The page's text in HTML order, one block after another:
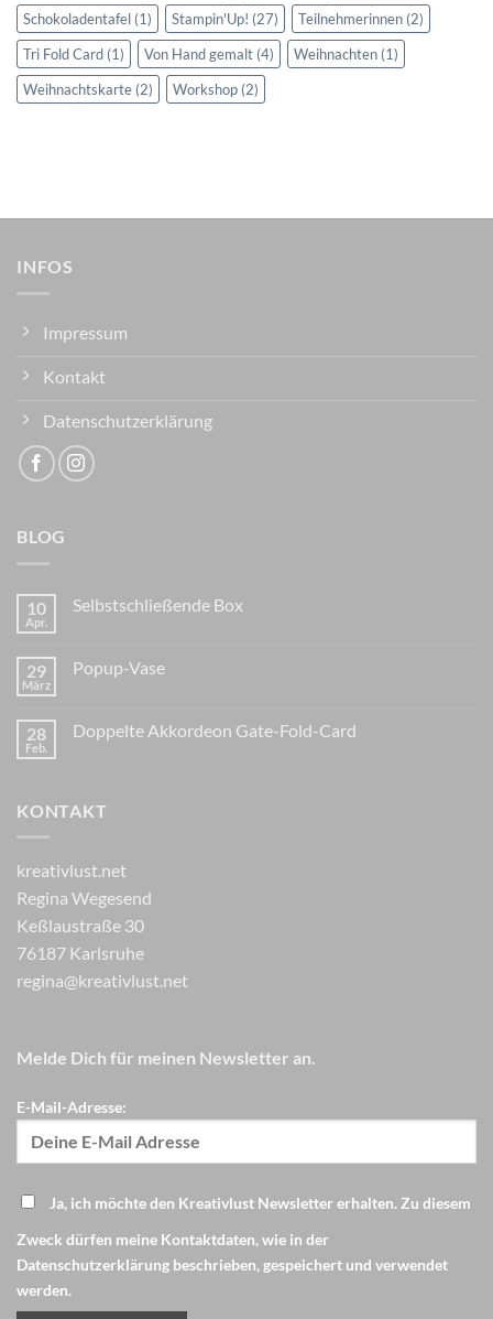
Schokoladentafel (1) Stampin'Up! (27) Teilnehmerinnen (2)
Tri Fold Card (1) Von Hand gemalt (4) Weihnachten (1)
Weihnachtskarte (2) Workshop (2)
INFOS
Impressum
Kontakt
Datenschutzerklärung
BLOG
10
Apr.
Selbstschließende Box
29
März
Popup-Vase
28
Feb.
Doppelte Akkordeon Gate-Fold-Card
KONTAKT
kreativlust.net
Regina Wegesend
Keßlaustraße 30
76187 Karlsruhe
regina@kreativlust.net
Melde Dich für meinen Newsletter an.
E-Mail-Adresse:
Ja, ich möchte den Kreativlust Newsletter erhalten. Zu diesem
Zweck dürfen meine Kontaktdaten, wie in der
Datenschutzerklärung beschrieben, gespeichert und verwendet
werden.